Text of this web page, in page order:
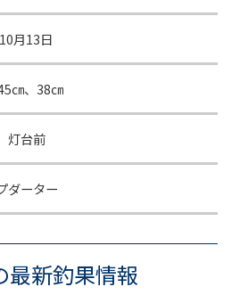
月13日
㎝、38㎝
灯台前
ダーター
最新釣果情報